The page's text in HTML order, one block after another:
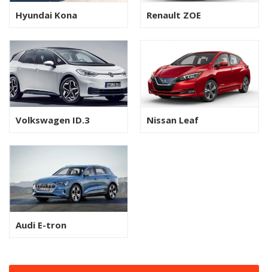
Hyundai Kona Renault ZOE
Volkswagen ID.3 Nissan Leaf
Audi E-tron